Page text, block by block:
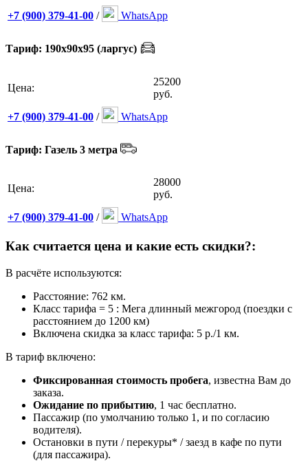
+7 (900) 379-41-00 / WhatsApp
Тариф: 190х90х95 (ларгус)
Цена:
25200
руб.
+7 (900) 379-41-00 / WhatsApp
Тариф: Газель 3 метра
Цена:
28000
руб.
+7 (900) 379-41-00 / WhatsApp
Как считается цена и какие есть скидки?:
В расчёте используются:
Расстояние: 762 км.
Класс тарифа = 5 : Мега длинный межгород (поездки с
расстоянием до 1200 км)
Включена скидка за класс тарифа: 5 р./1 км.
В тариф включено:
Фиксированная стоимость пробега, известна Вам до
заказа.
Ожидание по прибытию, 1 час бесплатно.
Пассажир (по умолчанию только 1, и по согласию
водителя).
Остановки в пути / перекуры* / заезд в кафе по пути
(для пассажира).